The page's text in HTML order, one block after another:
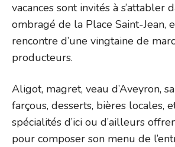
vacances sont invités à s’attabler
ombragé de la Place Saint-Jean,
rencontre d’une vingtaine de
producteurs.
Aligot, magret, veau d’Aveyron,
farçous, desserts, bières locales,
spécialités d’ici ou d’ailleurs
pour composer son menu de